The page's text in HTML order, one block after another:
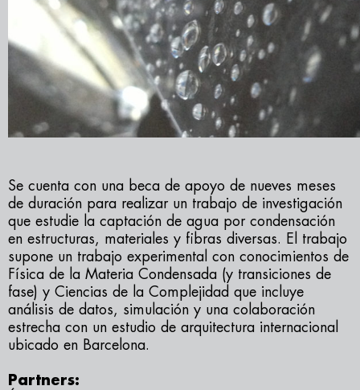
Se cuenta con una beca de apoyo de nueves meses
de duración para realizar un trabajo de investigación
que estudie la captación de agua por condensación
en estructuras, materiales y fibras diversas. El trabajo
supone un trabajo experimental con conocimientos de
Física de la Materia Condensada (y transiciones de
fase) y Ciencias de la Complejidad que incluye
análisis de datos, simulación y una colaboración
estrecha con un estudio de arquitectura internacional
ubicado en Barcelona.
Partners: